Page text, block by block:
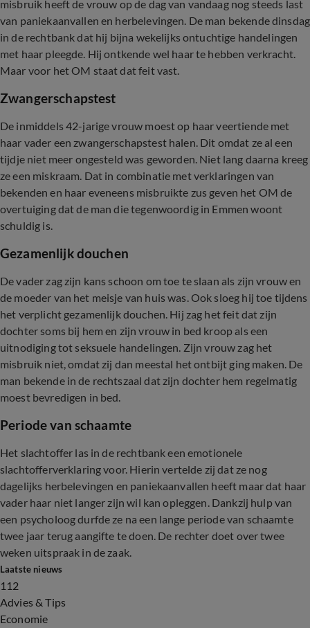
misbruik heeft de vrouw op de dag van vandaag nog steeds last
van paniekaanvallen en herbelevingen. De man bekende dinsdag
in de rechtbank dat hij bijna wekelijks ontuchtige handelingen
met haar pleegde. Hij ontkende wel haar te hebben verkracht.
Maar voor het OM staat dat feit vast.
Zwangerschapstest
De inmiddels 42-jarige vrouw moest op haar veertiende met
haar vader een zwangerschapstest halen. Dit omdat ze al een
tijdje niet meer ongesteld was geworden. Niet lang daarna kreeg
ze een miskraam. Dat in combinatie met verklaringen van
bekenden en haar eveneens misbruikte zus geven het OM de
overtuiging dat de man die tegenwoordig in Emmen woont
schuldig is.
Gezamenlijk douchen
De vader zag zijn kans schoon om toe te slaan als zijn vrouw en
de moeder van het meisje van huis was. Ook sloeg hij toe tijdens
het verplicht gezamenlijk douchen. Hij zag het feit dat zijn
dochter soms bij hem en zijn vrouw in bed kroop als een
uitnodiging tot seksuele handelingen. Zijn vrouw zag het
misbruik niet, omdat zij dan meestal het ontbijt ging maken. De
man bekende in de rechtszaal dat zijn dochter hem regelmatig
moest bevredigen in bed.
Periode van schaamte
Het slachtoffer las in de rechtbank een emotionele
slachtofferverklaring voor. Hierin vertelde zij dat ze nog
dagelijks herbelevingen en paniekaanvallen heeft maar dat haar
vader haar niet langer zijn wil kan opleggen. Dankzij hulp van
een psycholoog durfde ze na een lange periode van schaamte
twee jaar terug aangifte te doen. De rechter doet over twee
weken uitspraak in de zaak.
Laatste nieuws
112
Advies & Tips
Economie